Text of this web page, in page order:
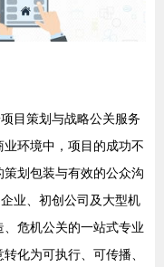
目策划与战略公关服务
环境中，项目的成功不
划包装与有效的公众沟
业、初创公司及大型机
危机公关的一站式专业
化为可执行、可传播、